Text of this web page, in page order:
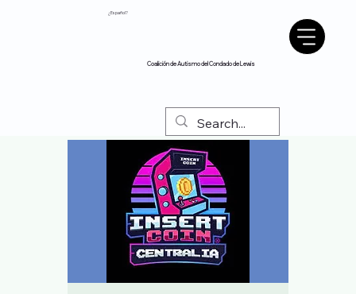
Coalición de Autismo del Condado de Lewis
¿Español?